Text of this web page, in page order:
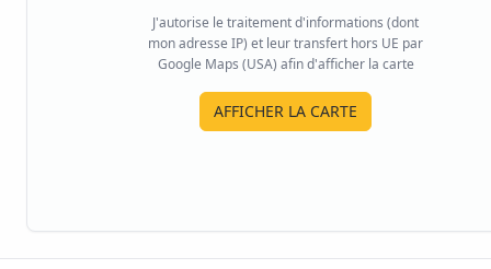
J'autorise le traitement d'informations (dont
mon adresse IP) et leur transfert hors UE par
Google Maps (USA) afin d'afficher la carte
AFFICHER LA CARTE